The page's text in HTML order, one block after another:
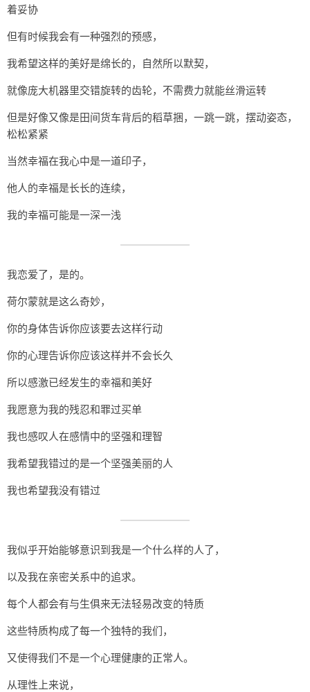
着妥协
但有时候我会有一种强烈的预感，
我希望这样的美好是绵长的，自然所以默契，
就像庞大机器里交错旋转的齿轮，不需费力就能丝滑运转
但是好像又像是田间货车背后的稻草捆，一跳一跳，摆动姿态，
松松紧紧
当然幸福在我心中是一道印子，
他人的幸福是长长的连续，
我的幸福可能是一深一浅
我恋爱了，是的。
荷尔蒙就是这么奇妙，
你的身体告诉你应该要去这样行动
你的心理告诉你应该这样并不会长久
所以感激已经发生的幸福和美好
我愿意为我的残忍和罪过买单
我也感叹人在感情中的坚强和理智
我希望我错过的是一个坚强美丽的人
我也希望我没有错过
我似乎开始能够意识到我是一个什么样的人了，
以及我在亲密关系中的追求。
每个人都会有与生俱来无法轻易改变的特质
这些特质构成了每一个独特的我们，
又使得我们不是一个心理健康的正常人。
从理性上来说，